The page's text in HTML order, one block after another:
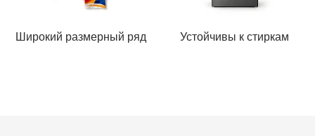
Широкий размерный ряд Устойчивы к стиркам